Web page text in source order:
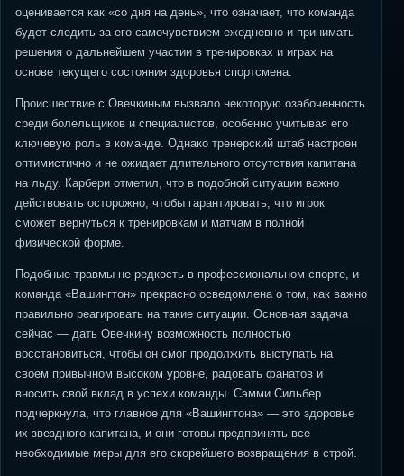
оценивается как «со дня на день», что означает, что команда
будет следить за его самочувствием ежедневно и принимать
решения о дальнейшем участии в тренировках и играх на
основе текущего состояния здоровья спортсмена.
Происшествие с Овечкиным вызвало некоторую озабоченность
среди болельщиков и специалистов, особенно учитывая его
ключевую роль в команде. Однако тренерский штаб настроен
оптимистично и не ожидает длительного отсутствия капитана
на льду. Карбери отметил, что в подобной ситуации важно
действовать осторожно, чтобы гарантировать, что игрок
сможет вернуться к тренировкам и матчам в полной
физической форме.
Подобные травмы не редкость в профессиональном спорте, и
команда «Вашингтон» прекрасно осведомлена о том, как важно
правильно реагировать на такие ситуации. Основная задача
сейчас — дать Овечкину возможность полностью
восстановиться, чтобы он смог продолжить выступать на
своем привычном высоком уровне, радовать фанатов и
вносить свой вклад в успехи команды. Сэмми Сильбер
подчеркнула, что главное для «Вашингтона» — это здоровье
их звездного капитана, и они готовы предпринять все
необходимые меры для его скорейшего возвращения в строй.